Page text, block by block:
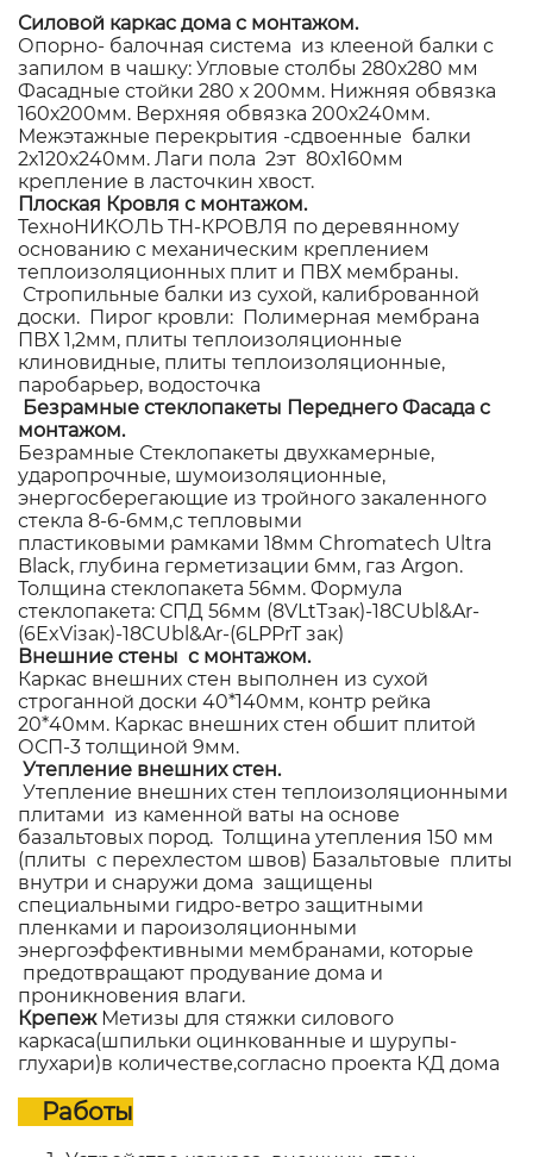
Силовой каркас дома с монтажом.
Опорно- балочная система из клееной балки с
запилом в чашку: Угловые столбы 280х280 мм
Фасадные стойки 280 х 200мм. Нижняя обвязка
160х200мм. Верхняя обвязка 200х240мм.
Межэтажные перекрытия -сдвоенные балки
2х120х240мм. Лаги пола 2эт 80х160мм
крепление в ласточкин хвост.
Плоская Кровля с монтажом.
ТехноНИКОЛЬ ТН-КРОВЛЯ по деревянному
основанию с механическим креплением
теплоизоляционных плит и ПВХ мембраны.
Стропильные балки из сухой, калиброванной
доски. Пирог кровли: Полимерная мембрана
ПВХ 1,2мм, плиты теплоизоляционные
клиновидные, плиты теплоизоляционные,
паробарьер, водосточка
Безрамные стеклопакеты Переднего Фасада с
монтажом.
Безрамные Стеклопакеты двухкамерные,
ударопрочные, шумоизоляционные,
энергосберегающие из тройного закаленного
стекла 8-6-6мм,с тепловыми
пластиковыми рамками 18мм Chromatech Ultra
Black, глубина герметизации 6мм, газ Argon.
Толщина стеклопакета 56мм. Формула
стеклопакета: СПД 56мм (8VLtTзак)-18CUbl&Ar-
(6ExViзак)-18CUbl&Ar-(6LPPrT зак)
Внешние стены с монтажом.
Каркас внешних стен выполнен из сухой
строганной доски 40*140мм, контр рейка
20*40мм. Каркас внешних стен обшит плитой
ОСП-3 толщиной 9мм.
Утепление внешних стен.
Утепление внешних стен теплоизоляционными
плитами из каменной ваты на основе
базальтовых пород. Толщина утепления 150 мм
(плиты с перехлестом швов) Базальтовые плиты
внутри и снаружи дома защищены
специальными гидро-ветро защитными
пленками и пароизоляционными
энергоэффективными мембранами, которые
предотвращают продувание дома и
проникновения влаги.
Крепеж Метизы для стяжки силового
каркаса(шпильки оцинкованные и шурупы-
глухари)в количестве,согласно проекта КД дома
Работы